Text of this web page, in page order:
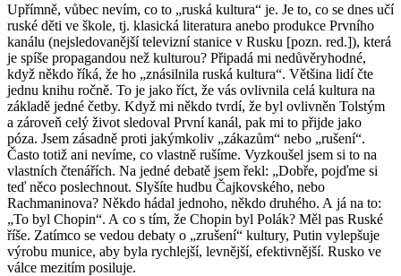
Upřímně, vůbec nevím, co to „ruská kultura“ je. Je to, co se dnes učí
ruské děti ve škole, tj. klasická literatura anebo produkce Prvního
kanálu (nejsledovanější televizní stanice v Rusku [pozn. red.]), která
je spíše propagandou než kulturou? Připadá mi nedůvěryhodné,
když někdo říká, že ho „znásilnila ruská kultura“. Většina lidí čte
jednu knihu ročně. To je jako říct, že vás ovlivnila celá kultura na
základě jedné četby. Když mi někdo tvrdí, že byl ovlivněn Tolstým
a zároveň celý život sledoval První kanál, pak mi to přijde jako
póza. Jsem zásadně proti jakýmkoliv „zákazům“ nebo „rušení“.
Často totiž ani nevíme, co vlastně rušíme. Vyzkoušel jsem si to na
vlastních čtenářích. Na jedné debatě jsem řekl: „Dobře, pojďme si
teď něco poslechnout. Slyšíte hudbu Čajkovského, nebo
Rachmaninova? Někdo hádal jednoho, někdo druhého. A já na to:
„To byl Chopin“. A co s tím, že Chopin byl Polák? Měl pas Ruské
říše. Zatímco se vedou debaty o „zrušení“ kultury, Putin vylepšuje
výrobu munice, aby byla rychlejší, levnější, efektivnější. Rusko ve
válce mezitím posiluje.